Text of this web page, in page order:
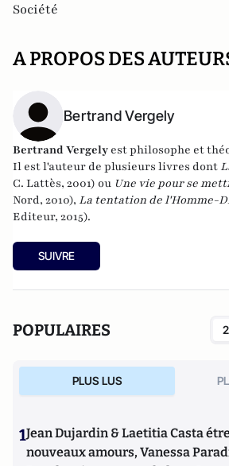
Société
A PROPOS DES
Bertrand Vergely
Bertrand Vergely est philosophe et
Il est l'auteur de plusieurs livres dont
C. Lattès, 2001) ou Une vie pour se
Nord, 2010), La tentation de l'Homme-
Editeur, 2015).
SUIVRE
POPULAIRES
PLUS LUS
1Jean Dujardin & Laetitia Casta
nouveaux amours, Vanessa